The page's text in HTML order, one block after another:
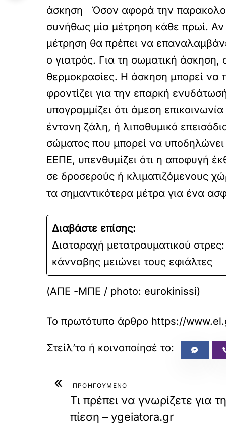
άσκηση Όσον αφορά την
συνήθως μία μέτρηση κάθε πρωί.
μέτρηση θα πρέπει να
ο γιατρός. Για τη σωματική
θερμοκρασίες. Η άσκηση μπορεί να
φροντίζει για την επαρκή
υπογραμμίζει ότι άμεση
έντονη ζάλη, ή λιποθυμικό
σώματος που μπορεί να υποδηλώνει
ΕΕΠΕ, υπενθυμίζει ότι η αποφυγή
σε δροσερούς ή κλιματιζόμενους
τα σημαντικότερα μέτρα για ένα
Διαβάστε επίσης:
Διαταραχή μετατραυματικού
κάνναβης μειώνει τους εφιάλτες
(ΑΠΕ -ΜΠΕ / photo: eurokinissi)
Το πρωτότυπο άρθρο https://
« ΠΡΟΗΓΟΥΜΕΝΟ
Τι πρέπει να γνωρίζετε για
πίεση – ygeiatora.gr